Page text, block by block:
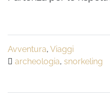
Avventura, Viaggi
archeologia, snorkeling